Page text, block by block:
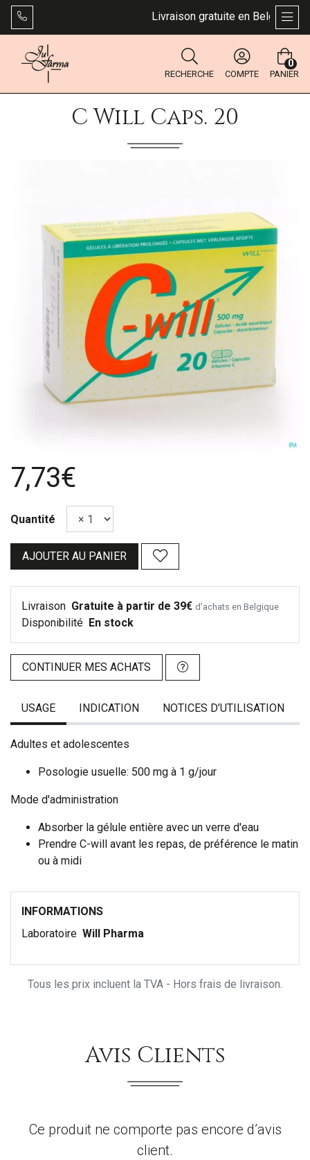
Livraison gratuite en Belgique
RECHERCHE COMPTE PANIER
0
C Will Caps. 20
7,73€
Quantité
AJOUTER AU PANIER
Livraison Gratuite à partir de 39€ d’achats en Belgique
Disponibilité En stock
CONTINUER MES ACHATS
USAGE INDICATION NOTICES D’UTILISATION
Adultes et adolescentes
Posologie usuelle: 500 mg à 1 g/jour
Mode d'administration
Absorber la gélule entière avec un verre d'eau
Prendre C-will avant les repas, de préférence le matin
ou à midi
INFORMATIONS
Laboratoire Will Pharma
Tous les prix incluent la TVA - Hors frais de livraison.
Avis Clients
Ce produit ne comporte pas encore d’avis
client.